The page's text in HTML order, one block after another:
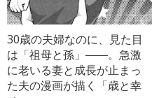
30歳の夫婦なのに、見た目
は「祖母と孫」――。急激
に老いる妻と成長が止まっ
た夫の漫画が描く「歳と幸